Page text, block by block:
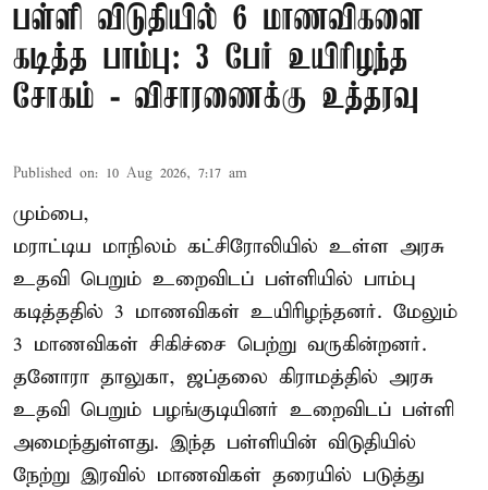
பள்ளி விடுதியில் 6 மாணவிகளை
கடித்த பாம்பு: 3 பேர் உயிரிழந்த
சோகம் - விசாரணைக்கு உத்தரவு
Published on: 10 Aug 2026, 7:17 am
மும்பை,
மராட்டிய மாநிலம் கட்சிரோலியில் உள்ள அரசு
உதவி பெறும் உறைவிடப் பள்ளியில் பாம்பு
கடித்ததில் 3 மாணவிகள் உயிரிழந்தனர். மேலும்
3 மாணவிகள் சிகிச்சை பெற்று வருகின்றனர்.
தனோரா தாலுகா, ஜப்தலை கிராமத்தில் அரசு
உதவி பெறும் பழங்குடியினர் உறைவிடப் பள்ளி
அமைந்துள்ளது. இந்த பள்ளியின் விடுதியில்
நேற்று இரவில் மாணவிகள் தரையில் படுத்து